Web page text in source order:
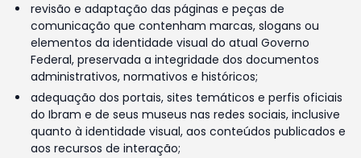
revisão e adaptação das páginas e peças de
comunicação que contenham marcas, slogans ou
elementos da identidade visual do atual Governo
Federal, preservada a integridade dos documentos
administrativos, normativos e históricos;
adequação dos portais, sites temáticos e perfis oficiais
do Ibram e de seus museus nas redes sociais, inclusive
quanto à identidade visual, aos conteúdos publicados e
aos recursos de interação;